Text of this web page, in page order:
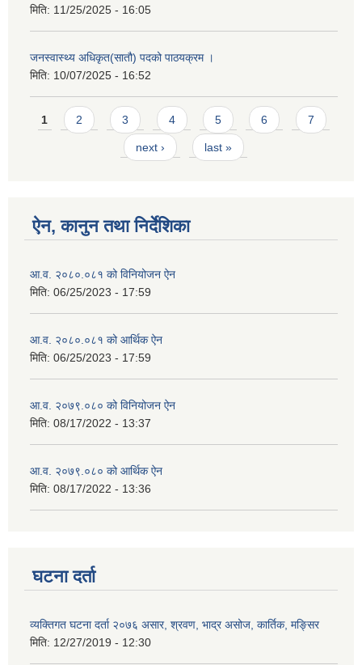
मिति: 11/25/2025 - 16:05
जनस्वास्थ्य अधिकृत(सातौ) पदको पाठयक्रम ।
मिति: 10/07/2025 - 16:52
Pages
1 2 3 4 5 6 7
next › last »
ऐन, कानुन तथा निर्देशिका
आ.व. २०८०.०८१ को विनियोजन ऐन
मिति: 06/25/2023 - 17:59
आ.व. २०८०.०८१ को आर्थिक ऐन
मिति: 06/25/2023 - 17:59
आ.व. २०७९.०८० को विनियोजन ऐन
मिति: 08/17/2022 - 13:37
आ.व. २०७९.०८० को आर्थिक ऐन
मिति: 08/17/2022 - 13:36
घटना दर्ता
व्यक्तिगत घटना दर्ता २०७६ असार, श्रवण, भाद्र असोज, कार्तिक, मङ्सिर
मिति: 12/27/2019 - 12:30